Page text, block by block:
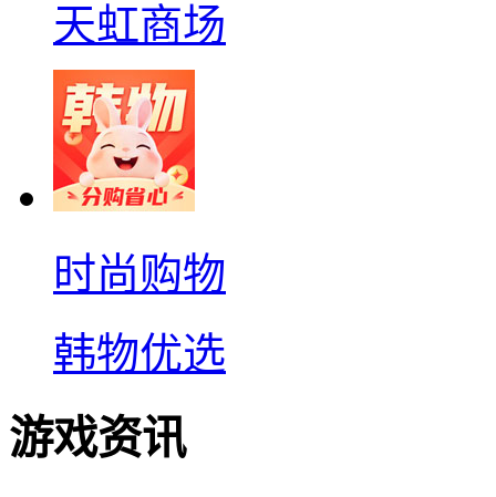
天虹商场
时尚购物
韩物优选
游戏资讯